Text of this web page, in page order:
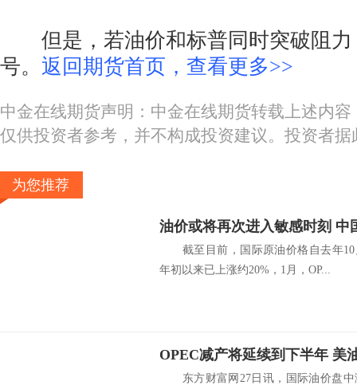
但是，若油价和标普同时突破阻力
号。 返回期货首页，查看更多>>
中金在线期货声明：中金在线期货转载上述内
仅供投资者参考，并不构成投资建议。投资者
为您推荐
截至目前，国际原油价格自去年10
年初以来已上涨约20%，1月，OP...
OPEC减产将延续到下半年 美
东方财富网27日讯，国际油价盘中